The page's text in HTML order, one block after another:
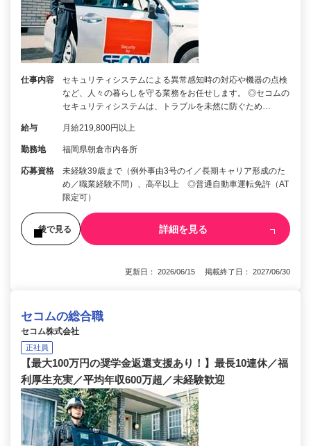
仕事内容
セキュリティシステムによる異常感知時の対応や機器の点検
など、人々の暮らしを守る業務をお任せします。 ◎セコムの
セキュリティシステムは、トラブルを未然に防ぐため…
給与 月給219,800円以上
勤務地 福岡県朝倉市内各所
応募資格
未経験39歳まで（例外事由3号のイ／長期キャリア形成のた
め／職業経験不問）、高卒以上 ◎普通自動車運転免許（AT
限定可）
後で見る 詳細を見る
更新日： 2026/06/15 掲載終了日： 2027/06/30
セコムの総合職
セコム株式会社
正社員
【最大100万円の奨学金返還支援あり！】最長10連休／福
利厚生充実／平均年収600万超／未経験歓迎